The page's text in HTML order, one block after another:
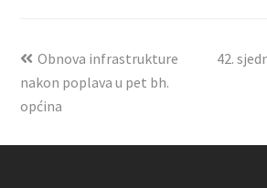
Obnova infrastrukture
nakon poplava u pet bh.
općina
42.